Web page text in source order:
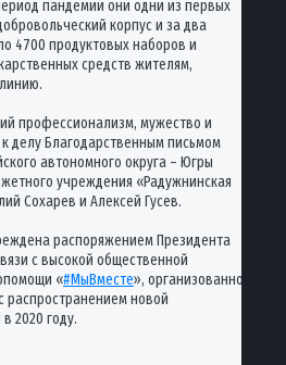
пандемии они одни из первых
корпус и за два
4700 продуктовых наборов и
средств жителям,
профессионализм, мужество и
делу Благодарственным письмом
автономного округа – Югры
учреждения «Радужнинская
Сохарев и Алексей Гусев.
распоряжением Президента
с высокой общественной
«#МыВместе», организованной
распространением новой
2020 году.